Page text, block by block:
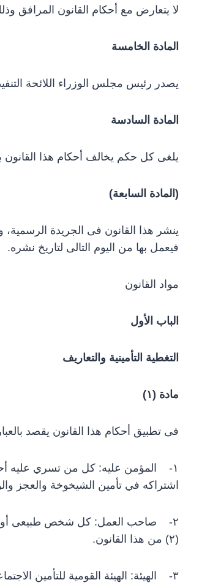
لا يتعارض مع أحكام القانون المرافق
المادة الخامسة
يصدر رئيس مجلس الوزراء اللائحة
المادة السادسة
يلغى كل حكم يخالف أحكام هذا القانون
(المادة السابعة)
فيعمل بها من اليوم التالى لتاريخ نشره.
مواد القانون
الباب الأول
التغطية التأمينية والتعاريف
مادة (۱)
فى تطبيق أحكام هذا القانون يقصد
۱- المؤمن عليه: كل من تسري عليه
اشتراكه في تأمين الشيخوخة والعجز
۲- صاحب العمل: كل شخص طبيعى أو
(۲) من هذا القانون.
۳- الهيئة: الهيئة القومية للتأمين الاجتماعى.